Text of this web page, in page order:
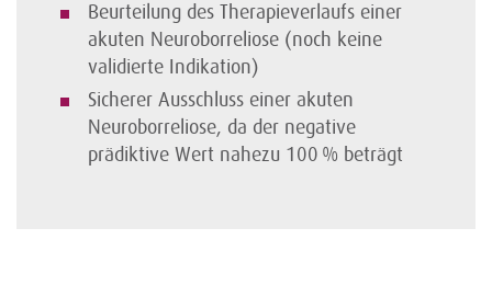
Beurteilung des Therapieverlaufs einer
akuten Neuroborreliose (noch keine
validierte Indikation)
Sicherer Ausschluss einer akuten
Neuroborreliose, da der negative
prädiktive Wert nahezu 100 % beträgt